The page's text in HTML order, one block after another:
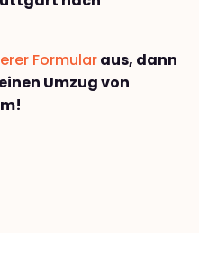
Formularaus, dann
Umzug von